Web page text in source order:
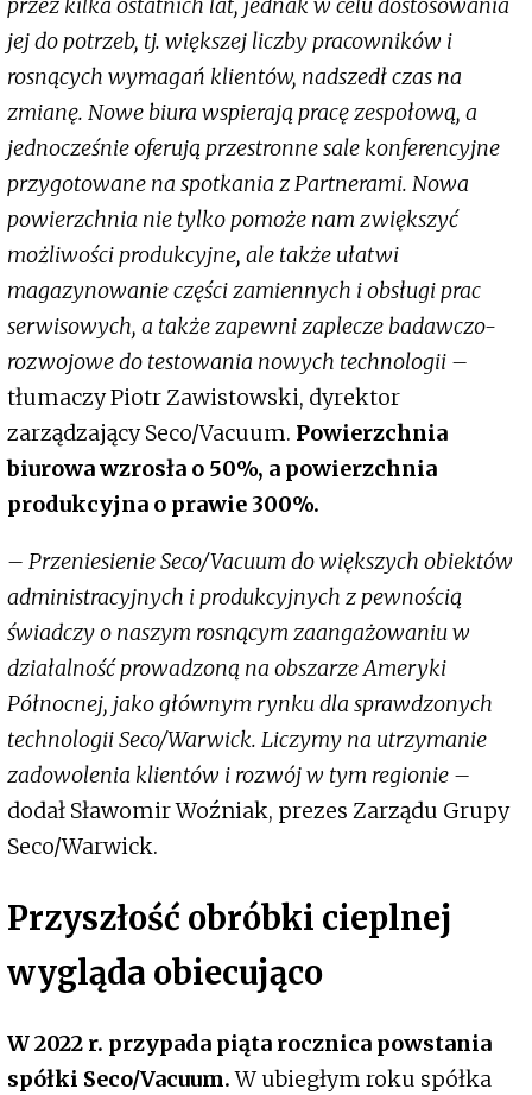
jej do potrzeb, tj. większej liczby pracowników i
rosnących wymagań klientów, nadszedł czas na
zmianę. Nowe biura wspierają pracę zespołową, a
jednocześnie oferują przestronne sale konferencyjne
przygotowane na spotkania z Partnerami. Nowa
powierzchnia nie tylko pomoże nam zwiększyć
możliwości produkcyjne, ale także ułatwi
magazynowanie części zamiennych i obsługi prac
serwisowych, a także zapewni zaplecze badawczo-
rozwojowe do testowania nowych technologii –
tłumaczy Piotr Zawistowski, dyrektor
zarządzający Seco/Vacuum. Powierzchnia
biurowa wzrosła o 50%, a powierzchnia
produkcyjna o prawie 300%.
– Przeniesienie Seco/Vacuum do większych obiektów
administracyjnych i produkcyjnych z pewnością
świadczy o naszym rosnącym zaangażowaniu w
działalność prowadzoną na obszarze Ameryki
Północnej, jako głównym rynku dla sprawdzonych
technologii Seco/Warwick. Liczymy na utrzymanie
zadowolenia klientów i rozwój w tym regionie –
dodał Sławomir Woźniak, prezes Zarządu Grupy
Seco/Warwick.
Przyszłość obróbki cieplnej
wygląda obiecująco
W 2022 r. przypada piąta rocznica powstania
spółki Seco/Vacuum.W ubiegłym roku spółka